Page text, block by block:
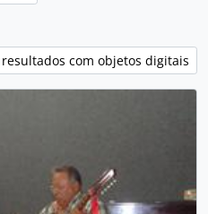
com objetos digitais